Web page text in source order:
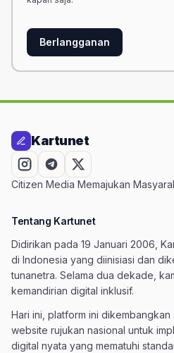
Berlangganan
Kartunet
Citizen Media Memajukan
Tentang Kartunet
Didirikan pada 19 Januari 2006,
di Indonesia yang diinisiasi dan
tunanetra. Selama dua dekade,
kemandirian digital inklusif.
Hari ini, platform ini
website rujukan nasional untuk
digital nyata yang mematuhi